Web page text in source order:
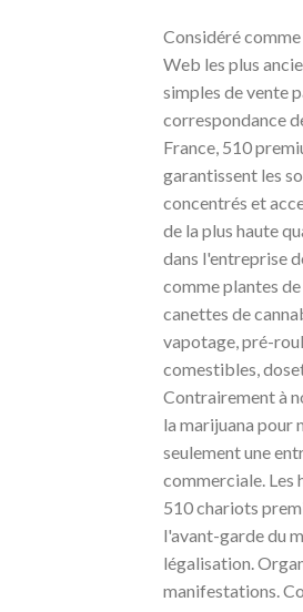
Considéré
Web les plus
simples de vente
correspondance
France, 510
garantissent les
concentrés et
de la plus haute
dans l'entreprise
comme plantes
canettes de
vapotage, pré-
comestibles,
Contrairement à
la marijuana pour
seulement une
commerciale. Les
510 chariots
l'avant-garde du
légalisation.
manifestations.